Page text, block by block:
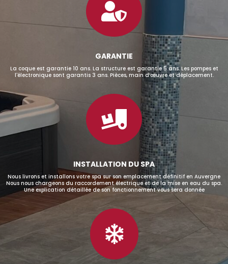

GARANTIE
La coque est garantie 10 ans. La structure est garantie 5 ans. Les pompes et
l'électronique sont garantis 3 ans. Pièces, main d’œuvre et déplacement.

INSTALLATION DU SPA
Nous livrons et installons votre spa sur son emplacement définitif en Auvergne
Nous nous chargeons du raccordement électrique et de la mise en eau du spa.
Une explication détaillée de son fonctionnement vous sera donnée
